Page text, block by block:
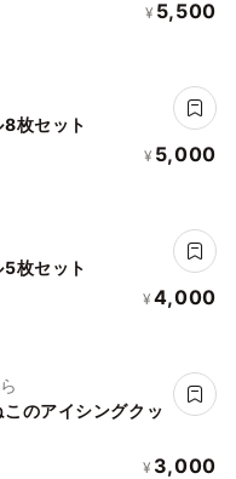
¥ 5,500
枚セット
¥ 5,000
枚セット
¥ 4,000
このアイシングクッ
¥ 3,000